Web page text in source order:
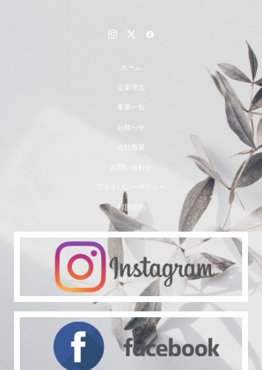
ホーム
企業理念
事業一覧
お知らせ
会社概要
お問い合わせ
プライバシーポリシー
利用規約